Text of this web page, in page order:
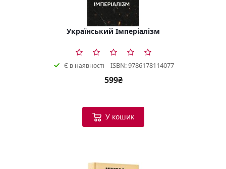
Український Імперіалізм
Є в наявності ISBN: 9786178114077
599₴
У кошик